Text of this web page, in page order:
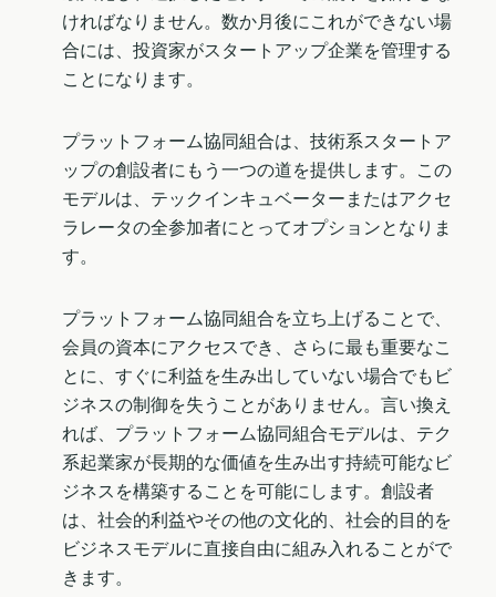
ければなりません。数か月後にこれができない場
合には、投資家がスタートアップ企業を管理する
ことになります。
プラットフォーム協同組合は、技術系スタートア
ップの創設者にもう一つの道を提供します。この
モデルは、テックインキュベーターまたはアクセ
ラレータの全参加者にとってオプションとなりま
す。
プラットフォーム協同組合を立ち上げることで、
会員の資本にアクセスでき、さらに最も重要なこ
とに、すぐに利益を生み出していない場合でもビ
ジネスの制御を失うことがありません。言い換え
れば、プラットフォーム協同組合モデルは、テク
系起業家が長期的な価値を生み出す持続可能なビ
ジネスを構築することを可能にします。創設者
は、社会的利益やその他の文化的、社会的目的を
ビジネスモデルに直接自由に組み入れることがで
きます。